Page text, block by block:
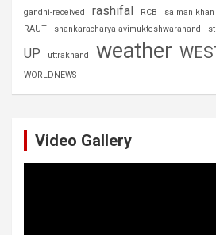
gandhi-received rashifal RCB salman khan
RAUT
shankaracharya-avimukteshwaranand
UP uttrakhand weather
WORLDNEWS
Video Gallery